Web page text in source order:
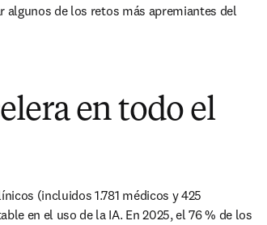
algunos de los retos más apremiantes del
en todo el
(incluidos 1.781 médicos y 425
en el uso de la IA. En 2025, el 76 % de los